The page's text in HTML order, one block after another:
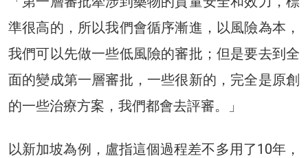
準很高的，所以我們會循序漸進，以風險為本，
我們可以先做一些低風險的審批；但是要去到全
面的變成第一層審批，一些很新的，完全是原創
的一些治療方案，我們都會去評審。」
以新加坡為例，盧指這個過程差不多用了10年，